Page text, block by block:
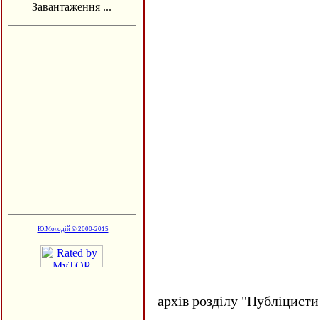
Завантаження ...
Ю.Молодій © 2000-2015
архів розділу